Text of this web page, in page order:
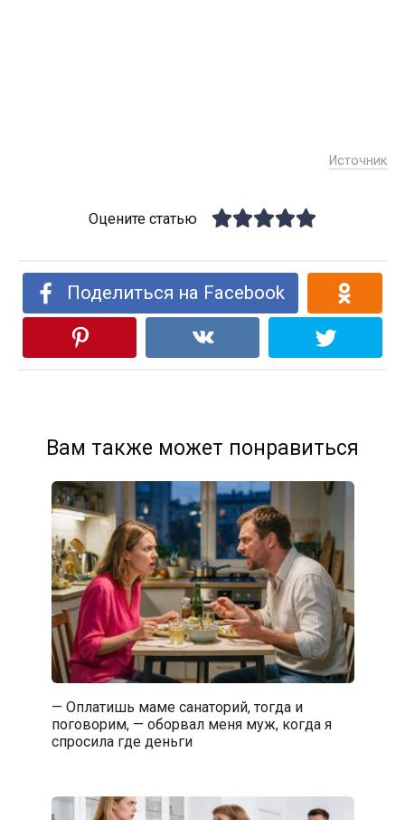
Источник
Оцените статью
Поделиться на Facebook
Вам также может понравиться
— Оплатишь маме санаторий, тогда и
поговорим, — оборвал меня муж, когда я
спросила где деньги